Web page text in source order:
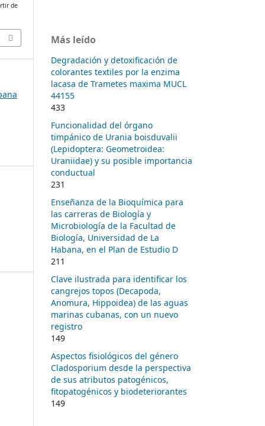
de
Más leído
Degradación y detoxificación de
colorantes textiles por la enzima
lacasa de Trametes maxima MUCL
44155
433
Funcionalidad del órgano
timpánico de Urania boisduvalii
(Lepidoptera: Geometroidea:
Uraniidae) y su posible importancia
conductual
231
Enseñanza de la Bioquímica para
las carreras de Biología y
Microbiología de la Facultad de
Biología, Universidad de La
Habana, en el Plan de Estudio D
211
Clave ilustrada para identificar los
cangrejos topos (Decapoda,
Anomura, Hippoidea) de las aguas
marinas cubanas, con un nuevo
registro
149
Aspectos fisiológicos del género
Cladosporium desde la perspectiva
de sus atributos patogénicos,
fitopatogénicos y biodeteriorantes
149